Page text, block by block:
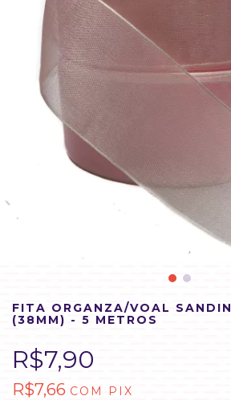
FITA ORGANZA/VOAL
(38MM) - 5 METROS
R$7,90
R$7,66 COM PIX